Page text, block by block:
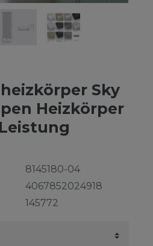
Sky
Heizkörper
8145180-04
4067852024918
145772